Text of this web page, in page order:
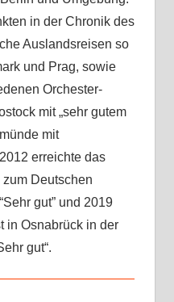
in der Chronik des
Auslandsreisen so
und Prag, sowie
Orchester-
mit „sehr gutem
mit
erreichte das
Deutschen
gut” und 2019
in Osnabrück in der
gut“.